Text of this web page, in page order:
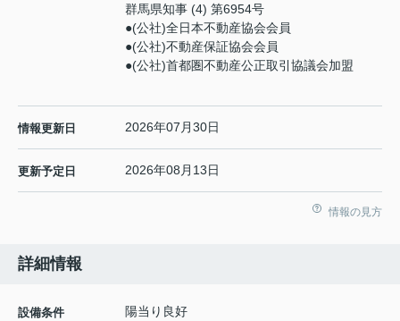
群馬県知事 (4) 第6954号
●(公社)全日本不動産協会会員
●(公社)不動産保証協会会員
●(公社)首都圏不動産公正取引協議会加盟
情報更新日 2026年07月30日
更新予定日 2026年08月13日
情報の見方
詳細情報
設備条件
陽当り良好